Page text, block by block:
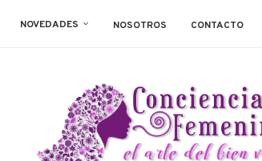
NOVEDADES NOSOTROS CONTACTO